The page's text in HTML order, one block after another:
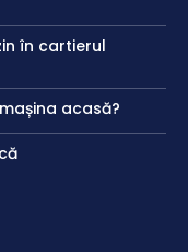
în cartierul
acasă?